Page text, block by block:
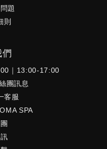
題
則
｜13:00-17:00
團訊息
客服
SPA